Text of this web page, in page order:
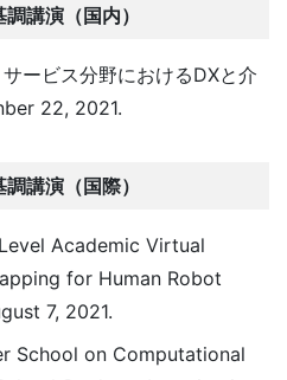
講演（国内）
ービス分野におけるDXと介
22, 2021.
講演（国際）
Academic Virtual
for Human Robot
7, 2021.
School on Computational